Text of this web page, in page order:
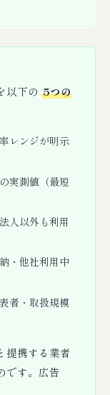
以下の5つの
レンジが明示
実測値（最短
人以外も利用
・他社利用中
者・取扱規模
提携する業者
です。広告